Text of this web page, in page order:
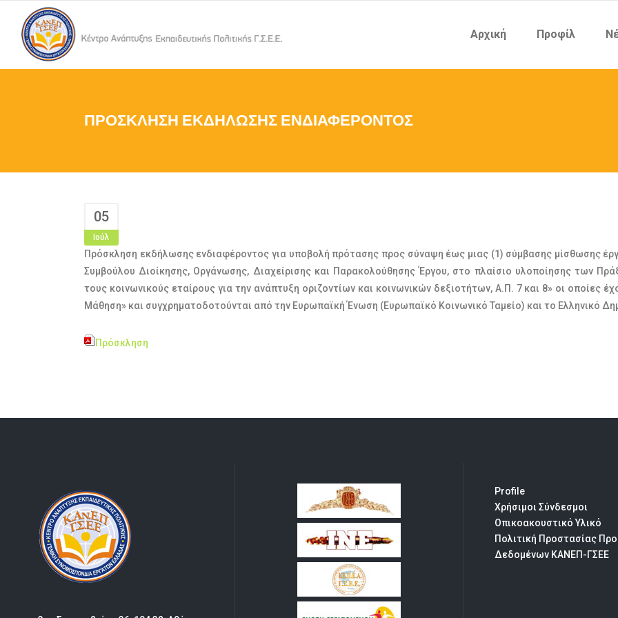
Αρχική Προφίλ
ΠΡΟΣΚΛΗΣΗ ΕΚΔΗΛΩΣΗΣ ΕΝΔΙΑΦΕΡΟΝΤΟΣ
05
Ιούλ
Πρόσκληση εκδήλωσης ενδιαφέροντος για υποβολή πρότασης προς σύναψη έως μιας (1) σύμβασης μίσθωσης
Συμβούλου Διοίκησης, Οργάνωσης, Διαχείρισης και Παρακολούθησης Έργου, στο πλαίσιο υλοποίησης των
τους κοινωνικούς εταίρους για την ανάπτυξη οριζοντίων και κοινωνικών δεξιοτήτων, Α.Π. 7 και 8» οι οποίες
Μάθηση» και συγχρηματοδοτούνται από την Ευρωπαϊκή Ένωση (Ευρωπαϊκό Κοινωνικό Ταμείο) και το Ελληνικό
Πρόσκληση
Profile
Χρήσιμοι Σύνδεσμοι
Οπικοακουστικό Υλικό
Πολιτική Προστασίας
Δεδομένων ΚΑΝΕΠ-ΓΣΕΕ